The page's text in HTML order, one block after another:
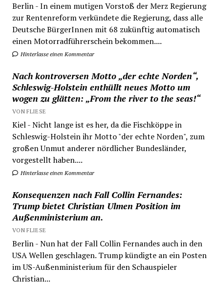
Berlin - In einem mutigen Vorstoß der Merz Regierung
zur Rentenreform verkündete die Regierung, dass alle
Deutsche BürgerInnen mit 68 zukünftig automatisch
einen Motorradführerschein bekommen....
Hinterlasse einen Kommentar
Nach kontroversen Motto „der echte Norden“,
Schleswig-Holstein enthüllt neues Motto um
wogen zu glätten: „From the river to the seas!“
VON FLIESE
Kiel - Nicht lange ist es her, da die Fischköppe in
Schleswig-Holstein ihr Motto "der echte Norden", zum
großen Unmut anderer nördlicher Bundesländer,
vorgestellt haben....
Hinterlasse einen Kommentar
Konsequenzen nach Fall Collin Fernandes:
Trump bietet Christian Ulmen Position im
Außenministerium an.
VON FLIESE
Berlin - Nun hat der Fall Collin Fernandes auch in den
USA Wellen geschlagen. Trump kündigte an ein Posten
im US-Außenministerium für den Schauspieler
Christian...